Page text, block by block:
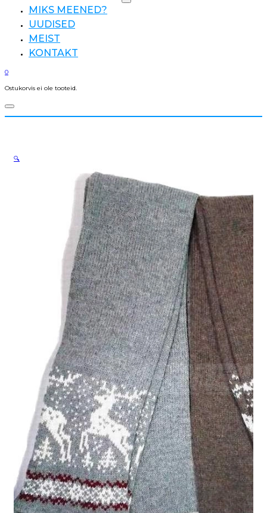
MIKS MEENED?
UUDISED
MEIST
KONTAKT
0
Ostukorvis ei ole tooteid.
🔍